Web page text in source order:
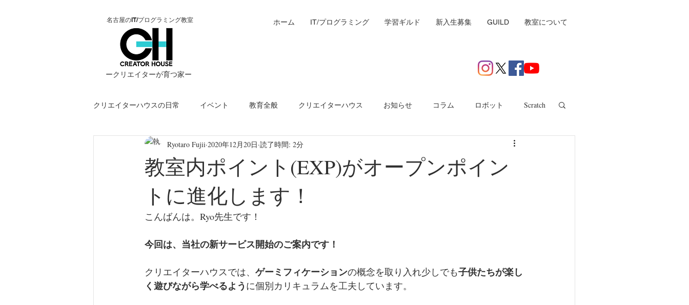
名古屋のIT/プログラミング教室
ー​クリエイターが育つ家ー
ホーム IT/プログラミング 学習ギルド 新入生募集 GUILD 教室について
クリエイターハウスの日常 イベント 教育全般 クリエイターハウス お知らせ コラム ロボット Scratch
jenaplan eスポーツ
教室内ポイント(EXP)がオープンポイン
トに進化します！
Ryotaro Fujii 2020年12月20日 読了時間: 2分
こんばんは。Ryo先生です！
今回は、当社の新サービス開始のご案内です！
クリエイターハウスでは、 ゲーミフィケーションの概念を取り入れ少しでも子供たちが楽し
く遊びながら学べるよう に個別カリキュラムを工夫しています。